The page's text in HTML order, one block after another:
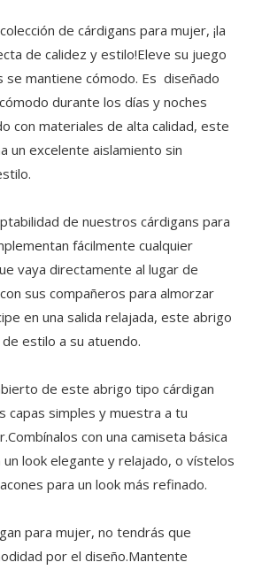
de cárdigans para mujer, ¡la
de calidez y estilo!Eleve su juego
se mantiene cómodo. Es diseñado
durante los días y noches
con materiales de alta calidad, este
un excelente aislamiento sin
de nuestros cárdigans para
fácilmente cualquier
vaya directamente al lugar de
sus compañeros para almorzar
en una salida relajada, este abrigo
estilo a su atuendo.
de este abrigo tipo cárdigan
capas simples y muestra a tu
con una camiseta básica
look elegante y relajado, o vístelos
para un look más refinado.
para mujer, no tendrás que
por el diseño.Mantente